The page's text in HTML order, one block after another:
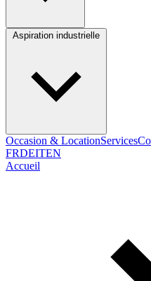
Occasion & LocationServices
FRDEITEN
Accueil